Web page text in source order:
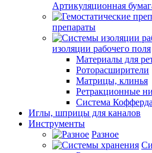
Артикуляционная
препараты
изоляции рабочего поля
Материалы для
Роторасширители
Матрицы, клинья
Ретракционные
Система
Иглы, шприцы для каналов
Инструменты
Разное